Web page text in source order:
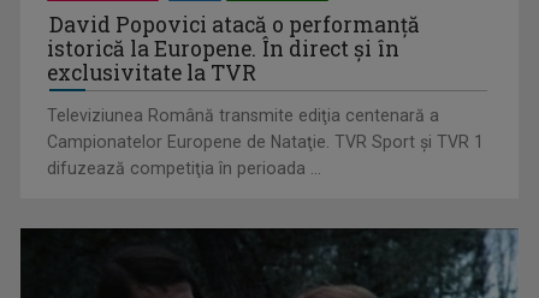
Cum ne-a îmbolnăvit telefonul și cum salvarea era mereu
David Popovici atacă o performanţă
istorică la Europene. În direct şi în
exclusivitate la TVR
Televiziunea Română transmite ediţia centenară a
Campionatelor Europene de Nataţie. TVR Sport şi TVR 1
difuzează competiţia în perioada ...